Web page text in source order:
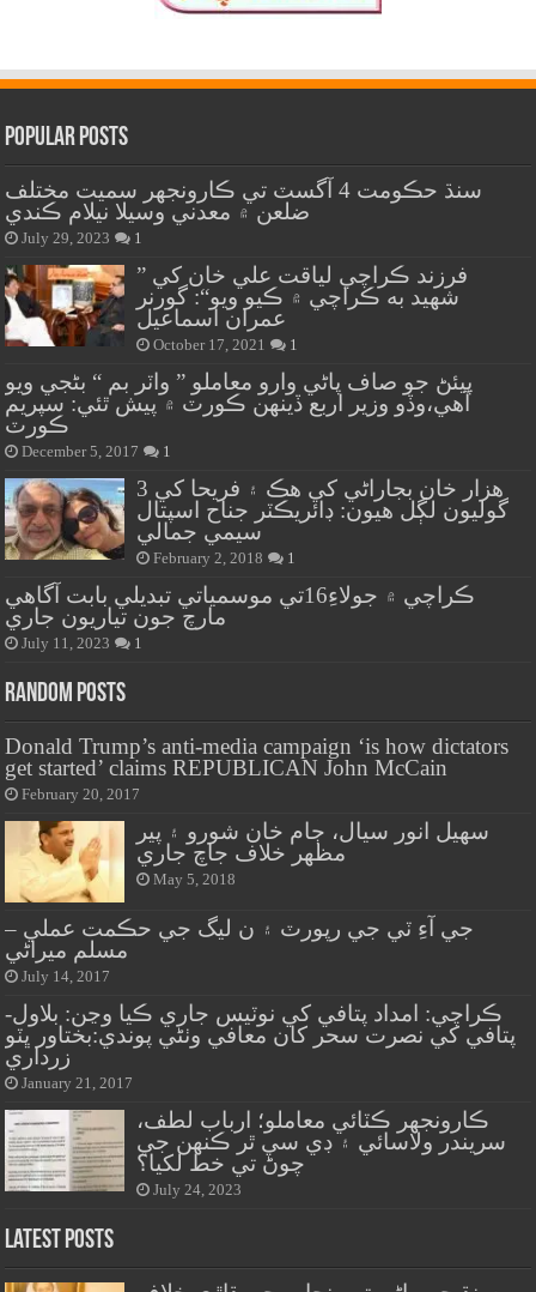
Popular Posts
سنڌ حڪومت 4 آگسٽ تي ڪارونجهر سميت مختلف
ضلعن ۾ معدني وسيلا نيلام ڪندي
July 29, 2023 1
” فرزند ڪراچي لياقت علي خان کي
شهيد به ڪراچي ۾ ڪيو ويو“: گورنر
عمران اسماعيل
October 17, 2021 1
پيئڻ جو صاف پاڻي وارو معاملو ” واٽر بم “ بڻجي ويو
آهي،وڏو وزير اربع ڏينهن ڪورٽ ۾ پيش ٿئي: سپريم
ڪورٽ
December 5, 2017 1
هزار خان بجاراڻي کي هڪ ۽ فريحا کي 3
گوليون لڳل هيون: ڊائريڪٽر جناح اسپتال
سيمي جمالي
February 2, 2018 1
ڪراچي ۾ جولاءِ16تي موسمياتي تبديلي بابت آگاهي
مارچ جون تياريون جاري
July 11, 2023 1
Random Posts
Donald Trump’s anti-media campaign ‘is how dictators
get started’ claims REPUBLICAN John McCain
February 20, 2017
سهيل انور سيال، ڄام خان شورو ۽ پير
مظهر خلاف جاچ جاري
May 5, 2018
جي آءِ ٽي جي رپورٽ ۽ ن ليگ جي حڪمت عملي –
مسلم ميراڻي
July 14, 2017
ڪراچي: امداد پتافي کي نوٽيس جاري ڪيا وڃن: بلاول-
پتافي کي نصرت سحر کان معافي وٺڻي پوندي:بختاور ڀٽو
زرداري
January 21, 2017
ڪارونجهر ڪٽائي معاملو؛ ارباب لطف،
سريندر ولاسائي ۽ ڊي سي ٿر ڪنهن جي
چوڻ تي خط لکيا؟
July 24, 2023
Latest Posts